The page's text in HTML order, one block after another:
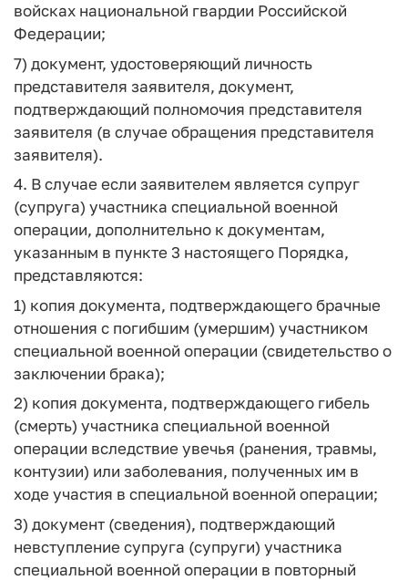
войсках национальной гвардии Российской
Федерации;
7) документ, удостоверяющий личность
представителя заявителя, документ,
подтверждающий полномочия представителя
заявителя (в случае обращения представителя
заявителя).
4. В случае если заявителем является супруг
(супруга) участника специальной военной
операции, дополнительно к документам,
указанным в пункте 3 настоящего Порядка,
представляются:
1) копия документа, подтверждающего брачные
отношения с погибшим (умершим) участником
специальной военной операции (свидетельство о
заключении брака);
2) копия документа, подтверждающего гибель
(смерть) участника специальной военной
операции вследствие увечья (ранения, травмы,
контузии) или заболевания, полученных им в
ходе участия в специальной военной операции;
3) документ (сведения), подтверждающий
невступление супруга (супруги) участника
специальной военной операции в повторный